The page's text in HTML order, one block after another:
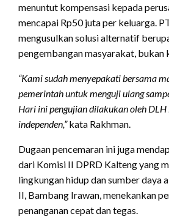
menuntut kompensasi kepada
mencapai Rp50 juta per keluarga.
mengusulkan solusi alternatif
pengembangan masyarakat, bukan
“Kami sudah menyepakati bersama
pemerintah untuk menguji ulang
Hari ini pengujian dilakukan oleh
independen,”kata Rakhman.
Dugaan pencemaran ini juga
dari Komisi II DPRD Kalteng yang
lingkungan hidup dan sumber daya
II, Bambang Irawan, menekankan
penanganan cepat dan tegas.